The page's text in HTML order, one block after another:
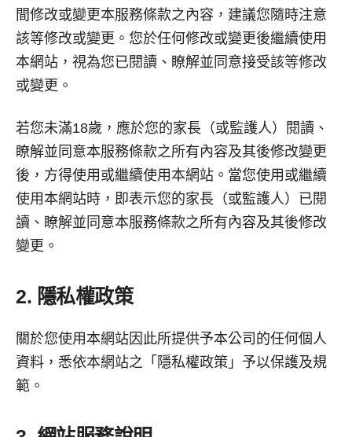
間修改或變更本服務條款之內容，建議您隨時注意
該等修改或變更。您於任何修改或變更後繼續使用
本網站，視為您已閱讀、瞭解並同意接受該等修改
或變更。
若您未滿18歲，應於您的家長（或監護人）閱讀、
瞭解並同意本服務條款之所有內容及其後修改變更
後，方得使用或繼續使用本網站。當您使用或繼續
使用本網站時，即表示您的家長（或監護人）已閱
讀、瞭解並同意本服務條款之所有內容及其後修改
變更。
2. 隱私權政策
關於您使用本網站因此所提供予本公司的任何個人
資料，悉依本網站之「隱私權政策」予以保護及規
範。